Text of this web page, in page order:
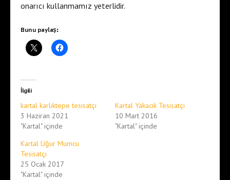
onarıcı kullanmamız yeterlidir.
Bunu paylaş:
İlgili
kartal karlıktepe tesisatçı
3 Haziran 2021
"Kartal" içinde
Kartal Yakacık Tesisatçı
10 Mart 2016
"Kartal" içinde
Kartal Uğur Mumcu
Tesisatçı
25 Ocak 2017
"Kartal" içinde